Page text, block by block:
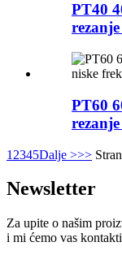
PT40
PT60
1 2345Dalje >>>
Newsletter
Za upite o našim
i mi ćemo vas